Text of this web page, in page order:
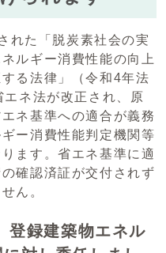
れた「脱炭素社会の実
ルギー消費性能の向上
る法律」（令和4年法
ネ法が改正され、原
ネ基準への適合が義務
ー消費性能判定機関等
ます。省エネ基準に適
確認済証が交付されず
ん。
登録建築物エネル